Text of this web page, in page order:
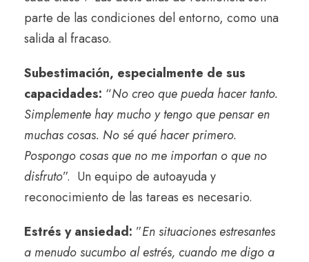
parte de las condiciones del entorno, como una
salida al fracaso.
Subestimación, especialmente de sus
capacidades: “No creo que pueda hacer tanto.
Simplemente hay mucho y tengo que pensar en
muchas cosas. No sé qué hacer primero.
Pospongo cosas que no me importan o que no
disfruto”. Un equipo de autoayuda y
reconocimiento de las tareas es necesario.
Estrés y ansiedad: ”En situaciones estresantes
a menudo sucumbo al estrés, cuando me digo a